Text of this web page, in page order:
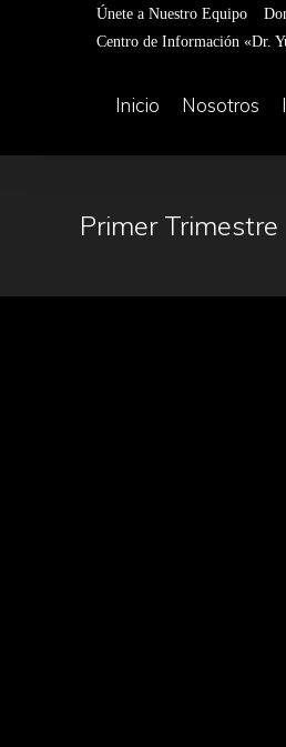
Únete a Nuestro Equipo
Centro de Información «Dr.
Inicio Nosotros
Primer Trimestre